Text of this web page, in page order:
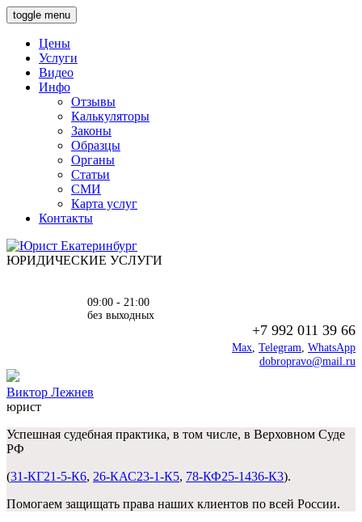
toggle menu
Цены
Услуги
Видео
Инфо
Отзывы
Калькуляторы
Законы
Образцы
Органы
Статьи
СМИ
Карта услуг
Контакты
ЮРИДИЧЕСКИЕ УСЛУГИ
09:00 - 21:00
без выходных
+7 992 011 39 66
Max, Telegram, WhatsApp
dobropravo@mail.ru
Виктор Лежнев
юрист
Успешная судебная практика, в том числе, в Верховном Суде
РФ
(31-КГ21-5-К6, 26-КАС23-1-К5, 78-КФ25-1436-К3).
Помогаем защищать права наших клиентов по всей России.